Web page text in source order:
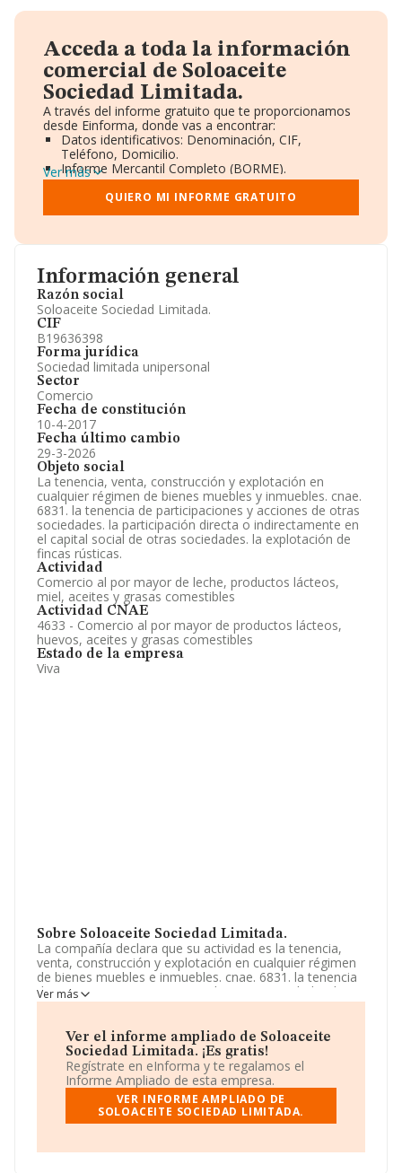
Información general
Razón social
Soloaceite Sociedad Limitada.
CIF
B19636398
Forma jurídica
Sociedad limitada unipersonal
Sector
Comercio
Fecha de constitución
10-4-2017
Fecha último cambio
29-3-2026
Objeto social
La tenencia, venta, construcción y explotación en
cualquier régimen de bienes muebles y inmuebles. cnae.
6831. la tenencia de participaciones y acciones de otras
sociedades. la participación directa o indirectamente en
el capital social de otras sociedades. la explotación de
fincas rústicas.
Actividad
Comercio al por mayor de leche, productos lácteos,
miel, aceites y grasas comestibles
Actividad CNAE
4633 - Comercio al por mayor de productos lácteos,
huevos, aceites y grasas comestibles
Estado de la empresa
Viva
Sobre Soloaceite Sociedad Limitada.
La compañía declara que su actividad es la tenencia,
venta, construcción y explotación en cualquier régimen
de bienes muebles e inmuebles. cnae. 6831. la tenencia
de participaciones y acciones de otras sociedades. la
participación directa o indirectamente en el capital social
La sociedad está registrada como Sociedad Limitada.
Clasifica su actividad CNAE como 'Comercio al por
mayor de productos lácteos, huevos, aceites y grasas
comestibles', código 4633. La empresa no tiene
actividad en mercados exteriores.
De acuerdo con la Recomendación 2003/361/CE de la
microempresas, pequeñas y medianas empresas, la
Ver más
Ver el informe ampliado de Soloaceite
Sociedad Limitada. ¡Es gratis!
Regístrate en eInforma y te regalamos el
Informe Ampliado de esta empresa.
VER INFORME AMPLIADO DE
SOLOACEITE SOCIEDAD LIMITADA.
Acceda a toda la información
comercial de Soloaceite
Sociedad Limitada.
A través del informe gratuito que te proporcionamos
desde Einforma, donde vas a encontrar:
Datos identificativos: Denominación, CIF,
Teléfono, Domicilio.
Informe Mercantil Completo (BORME).
Gráficos de Evolución Ventas y Empleados.
Consejo de Administración y Administradores.
Directivos y Ejecutivos.
Información oficial y registral complementaria.
Ver más
QUIERO MI INFORME GRATUITO